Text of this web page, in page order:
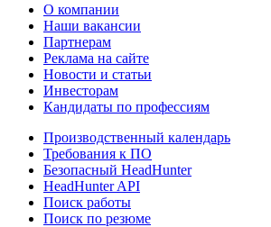
О компании
Наши вакансии
Партнерам
Реклама на сайте
Новости и статьи
Инвесторам
Кандидаты по профессиям
Производственный календарь
Требования к ПО
Безопасный HeadHunter
HeadHunter API
Поиск работы
Поиск по резюме